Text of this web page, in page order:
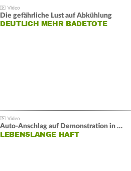
Die gefährliche Lust auf Abkühlung
DEUTLICH MEHR BADETOTE
Auto-Anschlag auf Demonstration in München:
LEBENSLANGE HAFT